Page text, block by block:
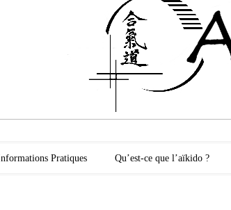
Pratiques Qu’est-ce que l’aïkido ?